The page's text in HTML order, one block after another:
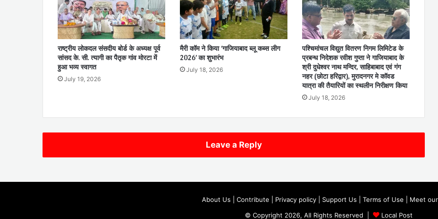
राष्ट्रीय लोकदल संसदीय बोर्ड के अध्यक्ष पूर्व
सांसद के. सी. त्यागी का पैतृक गांव मोरटा में
हुआ भव्य स्वागत
July 19, 2026
मैरी कॉम ने किया ‘गाजियाबाद ब्लू कब्स लीग
2026’ का शुभारंभ
July 18, 2026
पश्चिमांचल विद्युत वितरण निगम लिमिटेड के
प्रबन्ध निदेशक रवीश गुप्ता ने गाजियाबाद के
श्री दुधेश्वर नाथ मन्दिर, साहिबाबाद एवं गंग
नहर (छोटा हरिद्वार), मुरादनगर मे कॉवड
यात्रा की तैयारियों का स्थलीन निरीक्षण किया
July 18, 2026
Leave a Reply
About Us Contribute Privacy policy Support Us Terms of Use
Meet
© Copyright 2026, All Rights Reserved |
Local Post